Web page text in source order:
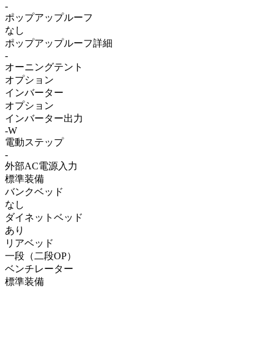
-
ポップアップルーフ
なし
ポップアップルーフ詳細
-
オーニングテント
オプション
インバーター
オプション
インバーター出力
-W
電動ステップ
-
外部AC電源入力
標準装備
バンクベッド
なし
ダイネットベッド
あり
リアベッド
一段（二段OP）
ベンチレーター
標準装備